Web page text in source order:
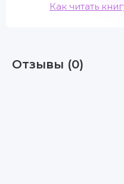
Как читать
Отзывы (0)